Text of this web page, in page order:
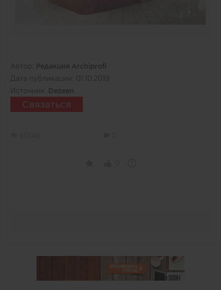
Автор:
Редакция Archiprofi
Дата публикации: 01.10.2019
Источник:
Dezeen
Связаться